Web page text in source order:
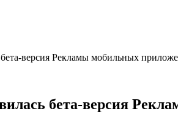
версия Рекламы мобильных
бета-версия